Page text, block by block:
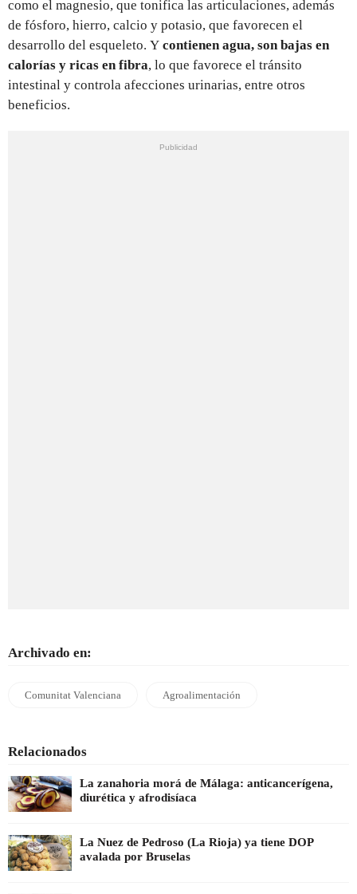
como el magnesio, que tonifica las articulaciones, además
de fósforo, hierro, calcio y potasio, que favorecen el
desarrollo del esqueleto. Y contienen agua, son bajas en
calorías y ricas en fibra, lo que favorece el tránsito
intestinal y controla afecciones urinarias, entre otros
beneficios.
Archivado en:
Comunitat Valenciana Agroalimentación
Relacionados
La zanahoria morá de Málaga: anticancerígena,
diurética y afrodisíaca
La Nuez de Pedroso (La Rioja) ya tiene DOP
avalada por Bruselas